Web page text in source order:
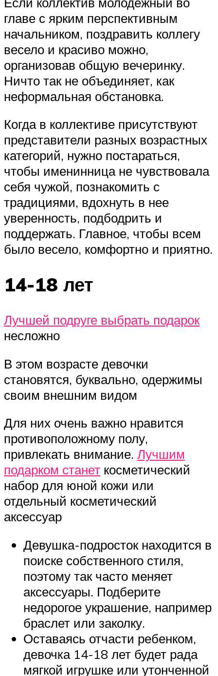
главе с ярким перспективным
начальником, поздравить коллегу
весело и красиво можно,
организовав общую вечеринку.
Ничто так не объединяет, как
неформальная обстановка.
Когда в коллективе присутствуют
представители разных возрастных
категорий, нужно постараться,
чтобы именинница не чувствовала
себя чужой, познакомить с
традициями, вдохнуть в нее
уверенность, подбодрить и
поддержать. Главное, чтобы всем
было весело, комфортно и приятно.
14-18 лет
Лучшей подруге выбрать подарок
несложно
В этом возрасте девочки
становятся, буквально, одержимы
своим внешним видом
Для них очень важно нравится
противоположному полу,
привлекать внимание. Лучшим
подарком станет косметический
набор для юной кожи или
отдельный косметический
аксессуар
Девушка-подросток находится в
поиске собственного стиля,
поэтому так часто меняет
аксессуары. Подберите
недорогое украшение, например
браслет или заколку.
Оставаясь отчасти ребенком,
девочка 14-18 лет будет рада
мягкой игрушке или утонченной